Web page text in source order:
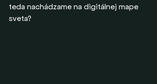
teda nachádzame na digitálnej mape
sveta?